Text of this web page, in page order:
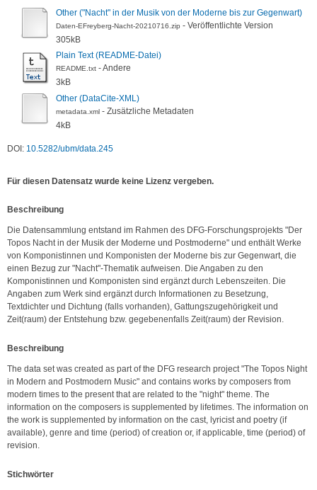
Other ("Nacht" in der Musik von der Moderne bis zur Gegenwart)
Daten-EFreyberg-Nacht-20210716.zip - Veröffentlichte Version
305kB
Plain Text (README-Datei)
README.txt - Andere
3kB
Other (DataCite-XML)
metadata.xml - Zusätzliche Metadaten
4kB
DOI: 10.5282/ubm/data.245
Für diesen Datensatz wurde keine Lizenz vergeben.
Be­schrei­bung
Die Datensammlung entstand im Rahmen des DFG-Forschungsprojekts "Der
Topos Nacht in der Musik der Moderne und Postmoderne" und enthält Werke
von Komponistinnen und Komponisten der Moderne bis zur Gegenwart, die
einen Bezug zur "Nacht"-Thematik aufweisen. Die Angaben zu den
Komponistinnen und Komponisten sind ergänzt durch Lebenszeiten. Die
Angaben zum Werk sind ergänzt durch Informationen zu Besetzung,
Textdichter und Dichtung (falls vorhanden), Gattungszugehörigkeit und
Zeit(raum) der Entstehung bzw. gegebenenfalls Zeit(raum) der Revision.
Be­schrei­bung
The data set was created as part of the DFG research project "The Topos Night
in Modern and Postmodern Music" and contains works by composers from
modern times to the present that are related to the "night" theme. The
information on the composers is supplemented by lifetimes. The information on
the work is supplemented by information on the cast, lyricist and poetry (if
available), genre and time (period) of creation or, if applicable, time (period) of
revision.
Stichwörter